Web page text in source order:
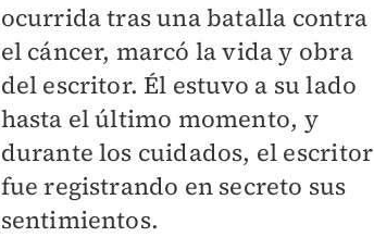
ocurrida tras una batalla contra
el cáncer, marcó la vida y obra
del escritor. Él estuvo a su lado
hasta el último momento, y
durante los cuidados, el escritor
fue registrando en secreto sus
sentimientos.